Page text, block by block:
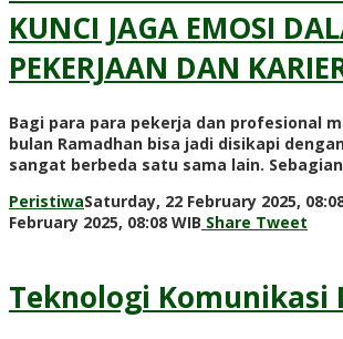
KUNCI JAGA EMOSI
PEKERJAAN DAN
Bagi para para pekerja dan profesional
bulan Ramadhan bisa jadi disikapi
sangat berbeda satu sama lain. Sebagian
PeristiwaSaturday, 22 February 2025,
February 2025, 08:08 WIB by
Share Tweet
Teknologi Komunikasi